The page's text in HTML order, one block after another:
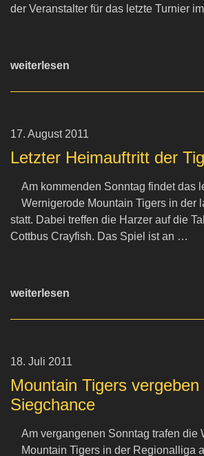
der Veranstalter für das letzte Turnier
weiterlesen
17. August 2011
Letzter Heimauftritt der
Am kommenden Sonntag findet das
Wernigerode Mountain Tigers in der
statt. Dabei treffen die Harzer auf die
Cottbus Crayfish. Das Spiel ist an …
weiterlesen
18. Juli 2011
Mountain Tigers vergeben
Siegchance
Am vergangenen Sonntag trafen die
Mountain Tigers in der Regionalliga